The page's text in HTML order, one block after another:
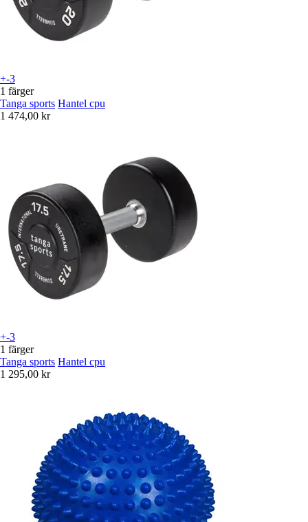
+-3
1 färger
Tanga sports Hantel cpu
1 474,00 kr
+-3
1 färger
Tanga sports Hantel cpu
1 295,00 kr